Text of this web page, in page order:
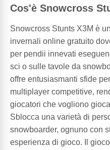
Cos'è Snowcross
Snowcross Stunts X3M è
invernali online gratuito
per pendii innevati
sci o sulle tavole da
offre entusiasmanti sfide
multiplayer competitive,
giocatori che vogliono
Sblocca una varietà di
snowboarder, ognuno con
esperienza di gioco. Il